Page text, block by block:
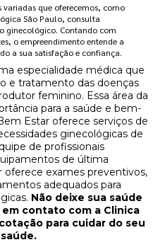
variadas que oferecemos, como
São Paulo, consulta
ginecológico. Contando com
o empreendimento entende a
a sua satisfação e confiança.
especialidade médica que
e tratamento das doenças
feminino. Essa área da
para a saúde e bem-
Estar oferece serviços de
ginecológicas de
de profissionais
de última
oferece exames preventivos,
adequados para
Não deixe sua saúde
contato com a Clinica
para cuidar do seu